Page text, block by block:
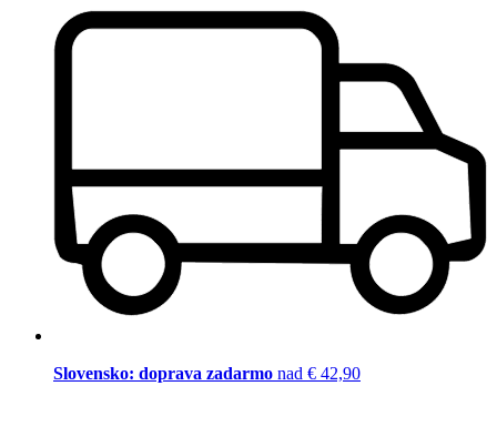
Slovensko: doprava zadarmo nad € 42,90